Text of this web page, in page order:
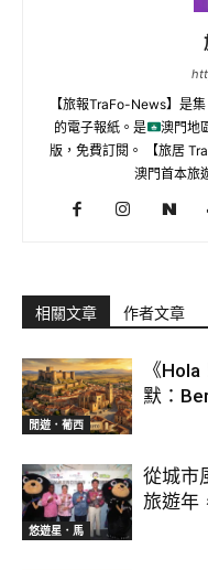
【旅報TraFo-News】是集
的電子報紙。是
澳門地
版，免費訂閱。 【旅居
澳門首本旅
相關文章 作者文章
閒遊．葡西
《
默：
悠遊星．馬
從城市
旅遊年